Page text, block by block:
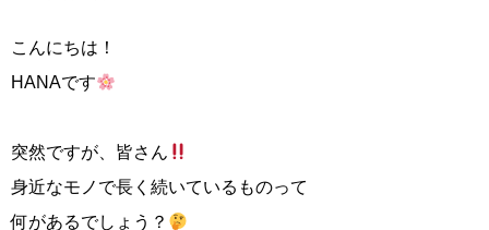
こんにちは！
HANAです
突然ですが、皆さん
身近なモノで長く続いているものって
何があるでしょう？